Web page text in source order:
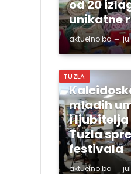
od 20
unikatne
aktuelno.ba
TUZLA
mladih
i ljubitelja
Tuzla
festivala
aktuelno.ba